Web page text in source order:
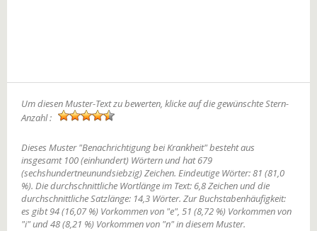
Um diesen Muster-Text zu bewerten, klicke auf die gewünschte Stern-
Anzahl :
Dieses Muster "Benachrichtigung bei Krankheit" besteht aus
insgesamt 100 (einhundert) Wörtern und hat 679
(sechshundertneunundsiebzig) Zeichen. Eindeutige Wörter: 81 (81,0
%). Die durchschnittliche Wortlänge im Text: 6,8 Zeichen und die
durchschnittliche Satzlänge: 14,3 Wörter. Zur Buchstabenhäufigkeit:
es gibt 94 (16,07 %) Vorkommen von "e", 51 (8,72 %) Vorkommen von
"i" und 48 (8,21 %) Vorkommen von "n" in diesem Muster.